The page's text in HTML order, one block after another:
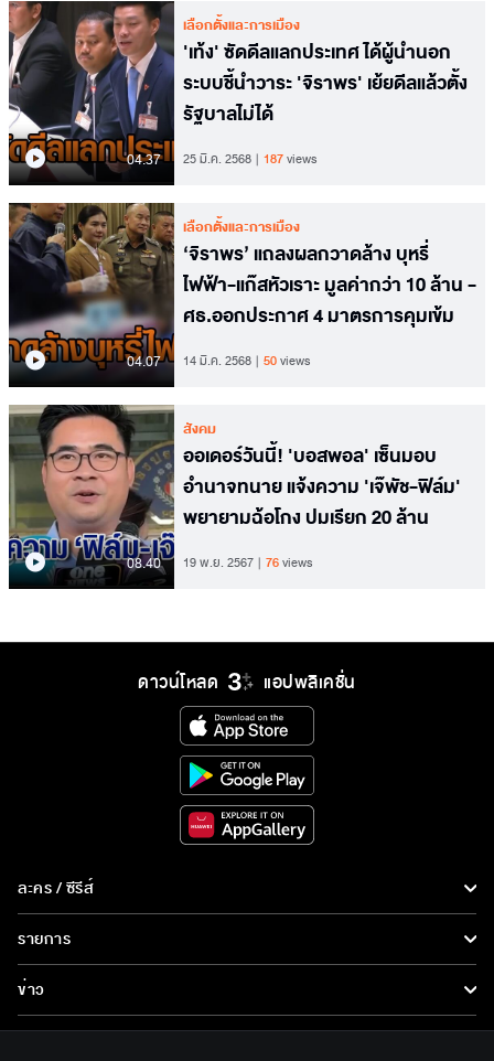
04.37
เลือกตั้งและการเมือง
'เท้ง' ซัดดีลแลกประเทศ ได้ผู้นำนอก
ระบบชี้นำวาระ 'จิราพร' เย้ยดีลแล้วตั้ง
รัฐบาลไม่ได้
25 มี.ค. 2568 187views
04.07
เลือกตั้งและการเมือง
‘จิราพร’ แถลงผลกวาดล้าง บุหรี่
ไฟฟ้า-แก๊สหัวเราะ มูลค่ากว่า 10 ล้าน -
ศธ.ออกประกาศ 4 มาตรการคุมเข้ม
14 มี.ค. 2568 50views
08.40
สังคม
ออเดอร์วันนี้! 'บอสพอล' เซ็นมอบ
อำนาจทนาย แจ้งความ 'เจ๊พัช-ฟิล์ม'
พยายามฉ้อโกง ปมเรียก 20 ล้าน
19 พ.ย. 2567 76views
ดาวน์โหลด แอปพลิเคชั่น
ละคร / ซีรีส์
ซีรีส์นานาชาติ
การ์ตูน & เกม
รายการ
ข่าว